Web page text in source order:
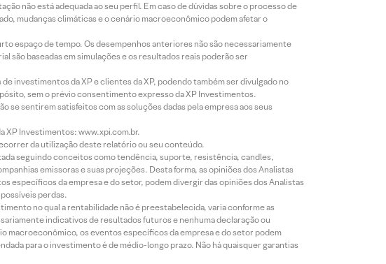
não está adequada ao seu perfil. Em caso de dúvidas sobre o processo de
mudanças climáticas e o cenário macroeconômico podem afetar o
espaço de tempo. Os desempenhos anteriores não são necessariamente
baseadas em simulações e os resultados reais poderão ser
investimentos da XP e clientes da XP, podendo também ser divulgado no
sem o prévio consentimento expresso da XP Investimentos.
se sentirem satisfeitos com as soluções dadas pela empresa aos seus
XP Investimentos: www.xpi.com.br.
da utilização deste relatório ou seu conteúdo.
seguindo conceitos como tendência, suporte, resistência, candles,
emissoras e suas projeções. Desta forma, as opiniões dos Analistas
específicos da empresa e do setor, podem divergir das opiniões dos Analistas
perdas.
no qual a rentabilidade não é preestabelecida, varia conforme as
indicativos de resultados futuros e nenhuma declaração ou
macroeconômico, os eventos específicos da empresa e do setor podem
para o investimento é de médio-longo prazo. Não há quaisquer garantias